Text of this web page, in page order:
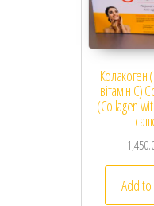
Колакоген
вітамін С)
(Collagen
Add